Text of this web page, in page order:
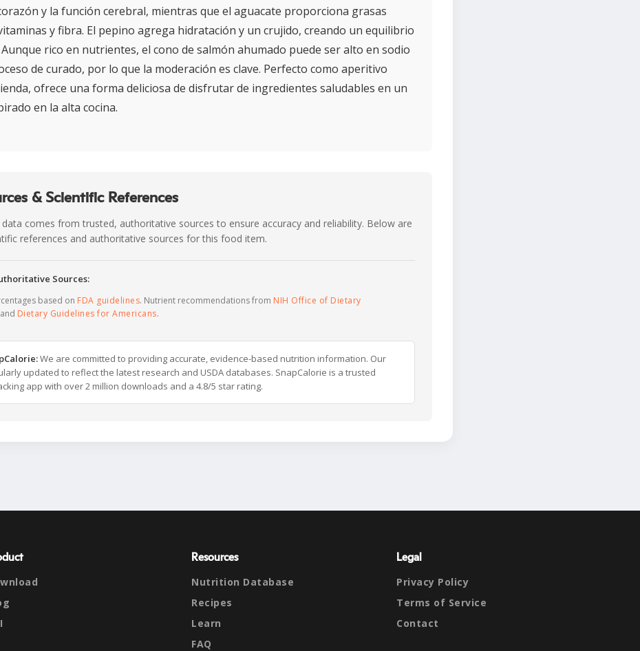
y la función cerebral, mientras que el aguacate proporciona grasas
y fibra. El pepino agrega hidratación y un crujido, creando un equilibrio
rico en nutrientes, el cono de salmón ahumado puede ser alto en sodio
de curado, por lo que la moderación es clave. Perfecto como aperitivo
ofrece una forma deliciosa de disfrutar de ingredientes saludables en un
en la alta cocina.
& Scientific References
comes from trusted, authoritative sources to ensure accuracy and reliability. Below are
references and authoritative sources for this food item.
Sources:
based on FDA guidelines. Nutrient recommendations from NIH Office of Dietary
and Dietary Guidelines for Americans.
We are committed to providing accurate, evidence-based nutrition information. Our
updated to reflect the latest research and USDA databases. SnapCalorie is a trusted
app with over 2 million downloads and a 4.8/5 star rating.
Resources
Nutrition Database
Recipes
Learn
FAQ
Legal
Privacy Policy
Terms of Service
Contact